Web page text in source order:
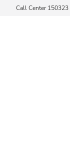
Call Center 150323